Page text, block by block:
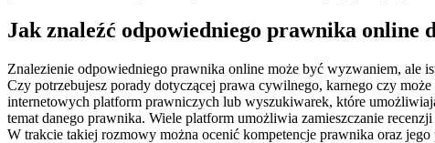
Jak znaleźć odpowiedniego prawnika online
Znalezienie odpowiedniego prawnika online może być wyzwaniem, ale
Czy potrzebujesz porady dotyczącej prawa cywilnego, karnego czy
internetowych platform prawniczych lub wyszukiwarek, które
temat danego prawnika. Wiele platform umożliwia zamieszczanie
W trakcie takiej rozmowy można ocenić kompetencje prawnika oraz